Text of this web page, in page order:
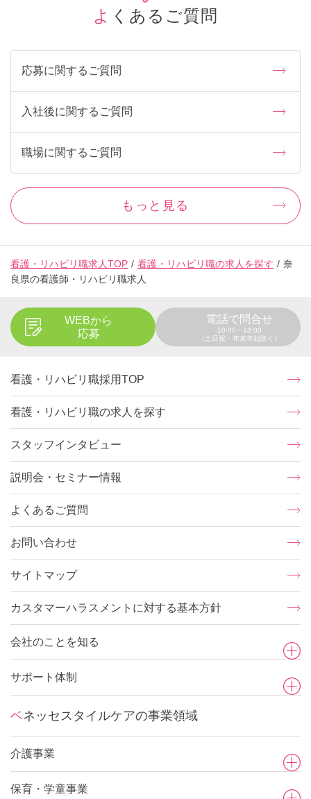
よくあるご質問
応募に関するご質問
入社後に関するご質問
職場に関するご質問
もっと見る
看護・リハビリ職求人TOP 看護・リハビリ職の求人を探す
奈
良県の看護師・リハビリ職求人
WEBから
応募
電話で問合せ
10:00～18:00
（土日祝・年末年始除く）
看護・リハビリ職採用TOP
看護・リハビリ職の求人を探す
スタッフインタビュー
説明会・セミナー情報
よくあるご質問
お問い合わせ
サイトマップ
カスタマーハラスメントに対する基本方針
会社のことを知る
サポート体制
ベネッセスタイルケアの事業領域
介護事業
保育・学童事業